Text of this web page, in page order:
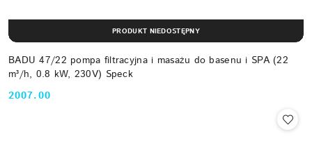
BADU 47/22 pompa filtracyjna i masażu do basenu i SPA (22
m³/h, 0.8 kW, 230V) Speck
Cena:
2007.00
PRODUKT NIEDOSTĘPNY